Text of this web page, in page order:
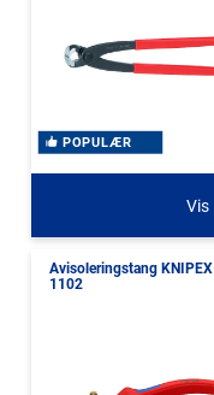
POPULÆR
Vis
Avisoleringstang KNIPEX
1102